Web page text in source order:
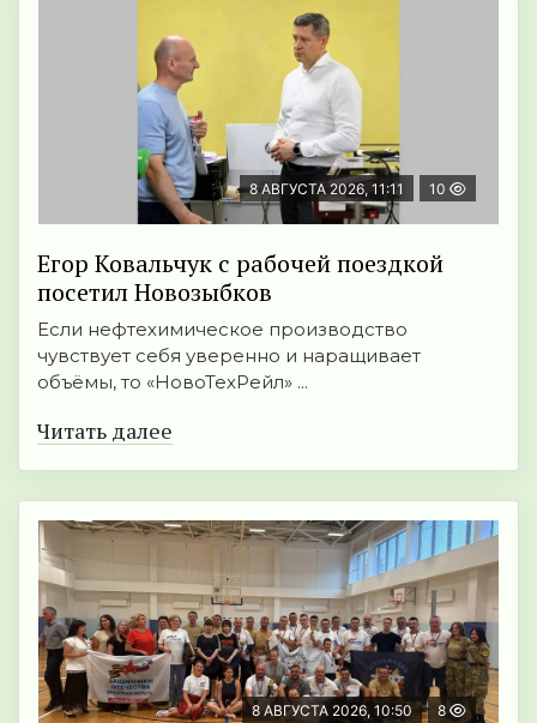
8 АВГУСТА 2026, 11:11 10
Егор Ковальчук с рабочей поездкой
посетил Новозыбков
Если нефтехимическое производство
чувствует себя уверенно и наращивает
объёмы, то «НовоТехРейл» ...
Читать далее
8 АВГУСТА 2026, 10:50 8